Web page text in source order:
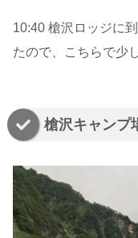
10:40 槍沢ロッジに
たので、こちらで少
槍沢キャンプ